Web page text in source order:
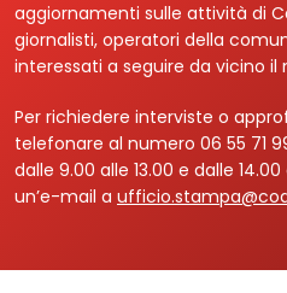
aggiornamenti sulle attività di
giornalisti, operatori della
interessati a seguire da vicino il
Per richiedere interviste o
telefonare al numero 06 55 71
dalle 9.00 alle 13.00 e dalle
un’e-mail a